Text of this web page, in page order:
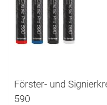
Förster- und
590